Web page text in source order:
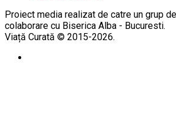
Proiect media realizat de catre un grup
colaborare cu Biserica Alba - Bucuresti.
Viață Curată © 2015-2026.